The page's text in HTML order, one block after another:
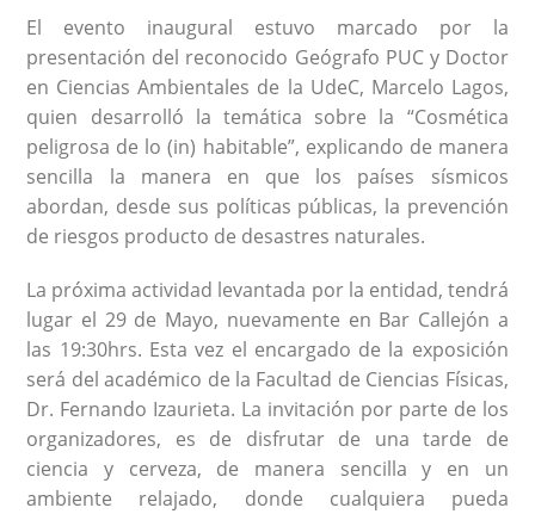
El evento inaugural estuvo marcado por la
presentación del reconocido Geógrafo PUC y Doctor
en Ciencias Ambientales de la UdeC, Marcelo Lagos,
quien desarrolló la temática sobre la “Cosmética
peligrosa de lo (in) habitable”, explicando de manera
sencilla la manera en que los países sísmicos
abordan, desde sus políticas públicas, la prevención
de riesgos producto de desastres naturales.
La próxima actividad levantada por la entidad, tendrá
lugar el 29 de Mayo, nuevamente en Bar Callejón a
las 19:30hrs. Esta vez el encargado de la exposición
será del académico de la Facultad de Ciencias Físicas,
Dr. Fernando Izaurieta. La invitación por parte de los
organizadores, es de disfrutar de una tarde de
ciencia y cerveza, de manera sencilla y en un
ambiente relajado, donde cualquiera pueda